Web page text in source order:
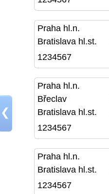
❮
Praha hl.n.
Bratislava hl.st.
1234567
Praha hl.n.
Břeclav
Bratislava hl.st.
1234567
Praha hl.n.
Bratislava hl.st.
1234567